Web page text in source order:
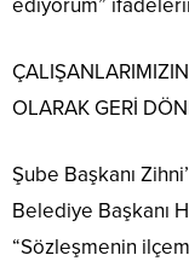
ediyorum”
OLARAK GERİ
Şube Başkanı
Belediye Başkanı
“Sözleşmenin